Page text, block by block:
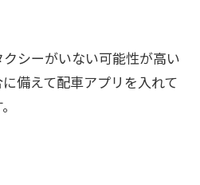
シーがいない可能性が高い
備えて配車アプリを入れて